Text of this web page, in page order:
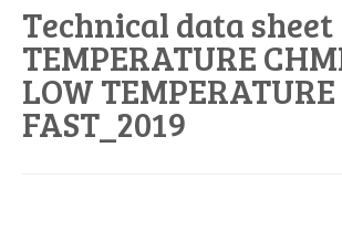
Technical data sheet
TEMPERATURE
LOW
FAST_2019